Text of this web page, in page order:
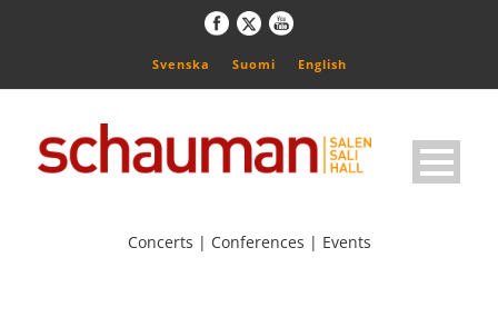
Svenska Suomi English
Concerts | Conferences | Events